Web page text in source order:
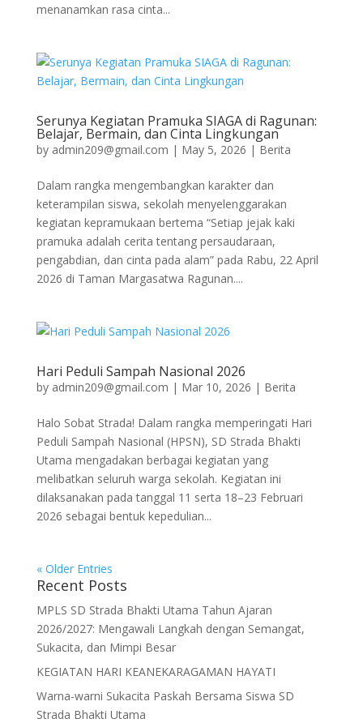
menanamkan rasa cinta...
Serunya Kegiatan Pramuka SIAGA di Ragunan:
Belajar, Bermain, dan Cinta Lingkungan
by admin209@gmail.com | May 5, 2026 | Berita
Dalam rangka mengembangkan karakter dan
keterampilan siswa, sekolah menyelenggarakan
kegiatan kepramukaan bertema “Setiap jejak kaki
pramuka adalah cerita tentang persaudaraan,
pengabdian, dan cinta pada alam” pada Rabu, 22 April
2026 di Taman Margasatwa Ragunan....
Hari Peduli Sampah Nasional 2026
by admin209@gmail.com | Mar 10, 2026 | Berita
Halo Sobat Strada! Dalam rangka memperingati Hari
Peduli Sampah Nasional (HPSN), SD Strada Bhakti
Utama mengadakan berbagai kegiatan yang
melibatkan seluruh warga sekolah. Kegiatan ini
dilaksanakan pada tanggal 11 serta 18–23 Februari
2026 sebagai bentuk kepedulian...
« Older Entries
Recent Posts
MPLS SD Strada Bhakti Utama Tahun Ajaran
2026/2027: Mengawali Langkah dengan Semangat,
Sukacita, dan Mimpi Besar
KEGIATAN HARI KEANEKARAGAMAN HAYATI
Warna-warni Sukacita Paskah Bersama Siswa SD
Strada Bhakti Utama